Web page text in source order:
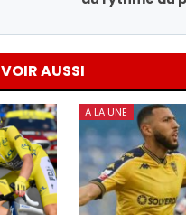
VOIR AUSSI
A LA UNE